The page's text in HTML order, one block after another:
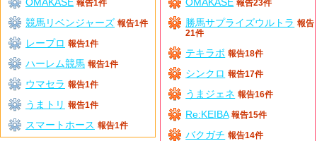
報告1件
競馬リベンジャーズ 報告1件
レープロ 報告1件
ハーレム競馬 報告1件
ウマセラ 報告1件
うまトリ 報告1件
スマートホース 報告1件
報告23件
勝馬サプライズウルトラ 報告
21件
テキラボ 報告18件
シンクロ 報告17件
うまジェネ 報告16件
Re:KEIBA 報告15件
バクガチ 報告14件